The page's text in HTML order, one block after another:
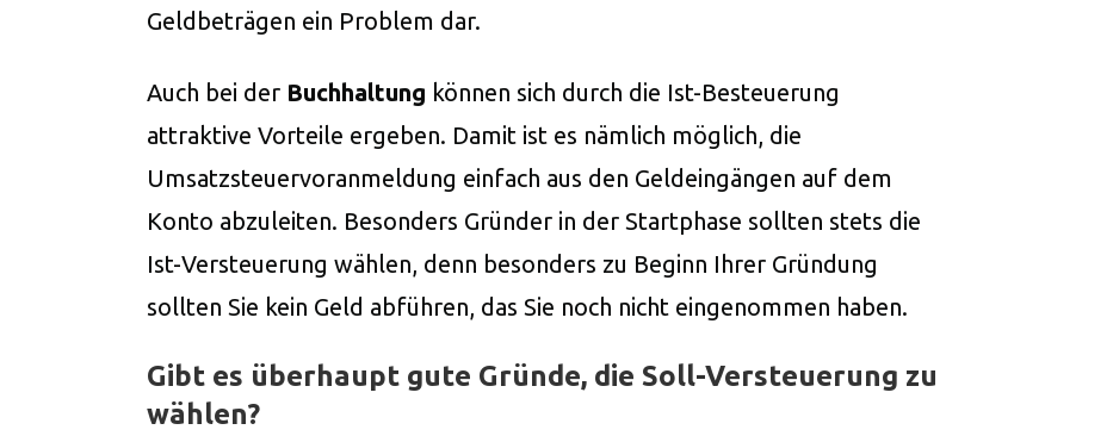
Geldbeträgen ein Problem dar.
Auch bei der Buchhaltung können sich durch die Ist-Besteuerung
attraktive Vorteile ergeben. Damit ist es nämlich möglich, die
Umsatzsteuervoranmeldung einfach aus den Geldeingängen auf dem
Konto abzuleiten. Besonders Gründer in der Startphase sollten stets die
Ist-Versteuerung wählen, denn besonders zu Beginn Ihrer Gründung
sollten Sie kein Geld abführen, das Sie noch nicht eingenommen haben.
Gibt es überhaupt gute Gründe, die Soll-Versteuerung zu
wählen?